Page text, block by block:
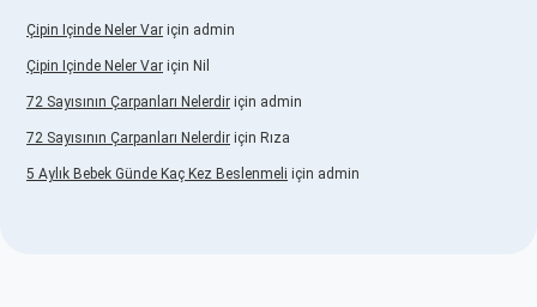
Çipin Içinde Neler Var için admin
Çipin Içinde Neler Var için Nil
72 Sayısının Çarpanları Nelerdir için admin
72 Sayısının Çarpanları Nelerdir için Rıza
5 Aylık Bebek Günde Kaç Kez Beslenmeli için admin